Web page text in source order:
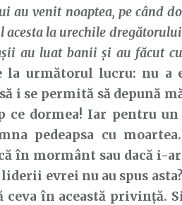
au venit noaptea, pe când
acesta la urechile
au luat banii şi au făcut
la următorul lucru: nu a
i se permită să depună
ce dormea! Iar pentru un
pedeapsa cu
în mormânt sau dacă i-
evrei nu au spus
în această privință.